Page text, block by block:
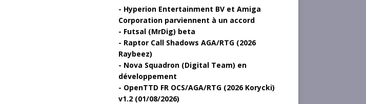
Hyperion Entertainment BV et Amiga
Corporation parviennent à un accord
Futsal (MrDig) beta
Raptor Call Shadows AGA/RTG (2026
Raybeez)
Nova Squadron (Digital Team) en
développement
OpenTTD FR OCS/AGA/RTG (2026 Korycki)
v1.2 (01/08/2026)